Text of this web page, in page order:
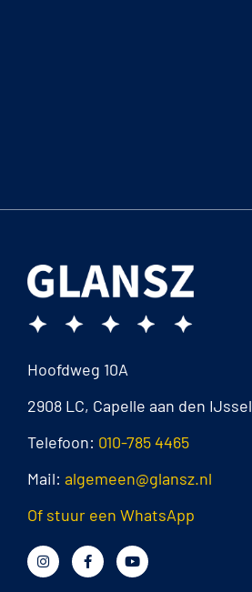
Hoofdweg 10A
2908 LC, Capelle aan den IJssel
Telefoon: 010-785 4465
Mail: algemeen@glansz.nl
Of stuur een WhatsApp